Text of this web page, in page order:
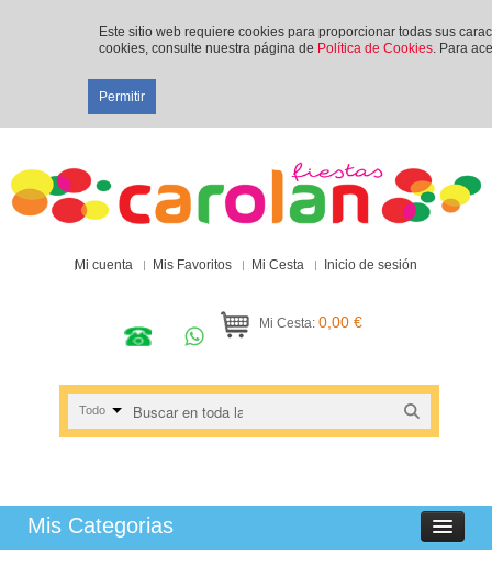
Este sitio web requiere cookies para proporcionar todas sus
cookies, consulte nuestra página de Política de Cookies. Para
Permitir
Mi cuenta Mis Favoritos Mi Cesta Inicio de sesión
Mi Cesta: 0,00 €
Todo
Mis Categorias